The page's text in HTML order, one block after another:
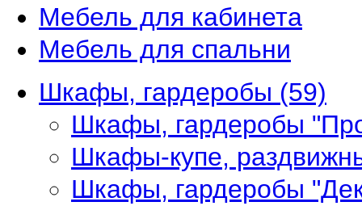
Мебель для кабинета
Мебель для спальни
Шкафы, гардеробы (59)
Шкафы, гардеробы
Шкафы-купе,
Шкафы, гардеробы